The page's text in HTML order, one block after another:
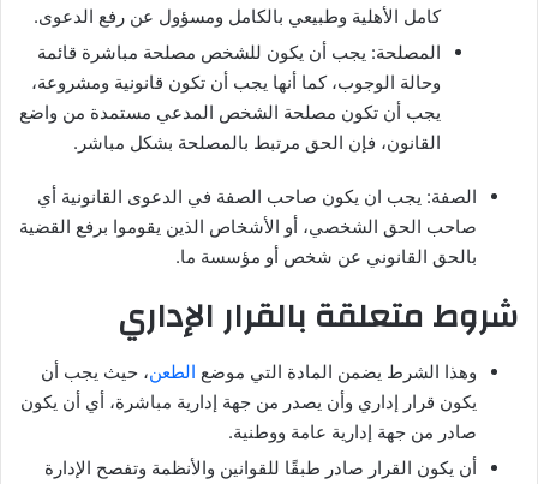
كامل الأهلية وطبيعي بالكامل ومسؤول عن رفع الدعوى.
المصلحة: يجب أن يكون للشخص مصلحة مباشرة قائمة
وحالة الوجوب، كما أنها يجب أن تكون قانونية ومشروعة،
يجب أن تكون مصلحة الشخص المدعي مستمدة من واضع
القانون، فإن الحق مرتبط بالمصلحة بشكل مباشر.
الصفة: يجب ان يكون صاحب الصفة في الدعوى القانونية أي
صاحب الحق الشخصي، أو الأشخاص الذين يقوموا برفع القضية
بالحق القانوني عن شخص أو مؤسسة ما.
شروط متعلقة بالقرار الإداري
وهذا الشرط يضمن المادة التي موضع الطعن، حيث يجب أن
يكون قرار إداري وأن يصدر من جهة إدارية مباشرة، أي أن يكون
صادر من جهة إدارية عامة ووطنية.
أن يكون القرار صادر طبقًا للقوانين والأنظمة وتفصح الإدارة